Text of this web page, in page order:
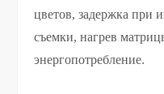
цветов, задержка при
съемки, нагрев
энергопотребление.